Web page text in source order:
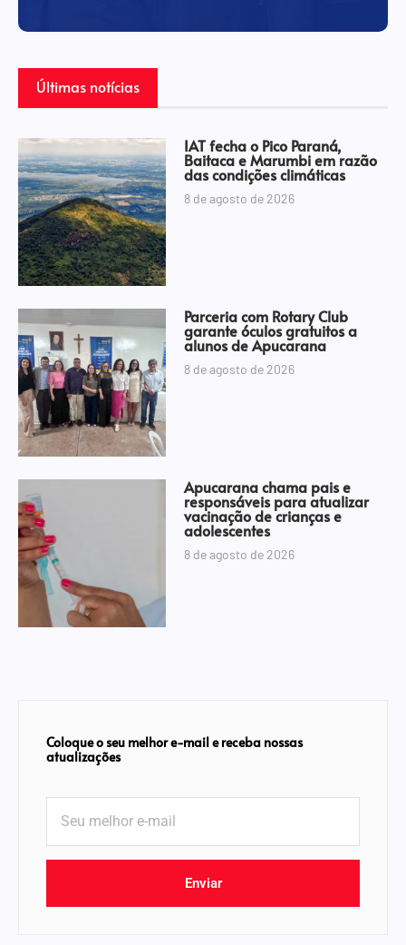
Últimas notícias
IAT fecha o Pico Paraná,
Baitaca e Marumbi em razão
das condições climáticas
8 de agosto de 2026
Parceria com Rotary Club
garante óculos gratuitos a
alunos de Apucarana
8 de agosto de 2026
Apucarana chama pais e
responsáveis para atualizar
vacinação de crianças e
adolescentes
8 de agosto de 2026
Coloque o seu melhor e-mail e receba nossas
atualizações
Enviar